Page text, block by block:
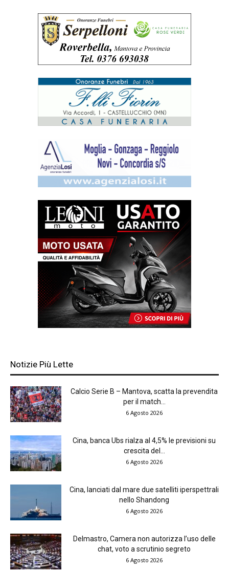
Notizie Più Lette
Calcio Serie B – Mantova, scatta la prevendita
per il match...
6 Agosto 2026
Cina, banca Ubs rialza al 4,5% le previsioni su
crescita del...
6 Agosto 2026
Cina, lanciati dal mare due satelliti iperspettrali
nello Shandong
6 Agosto 2026
Delmastro, Camera non autorizza l’uso delle
chat, voto a scrutinio segreto
6 Agosto 2026